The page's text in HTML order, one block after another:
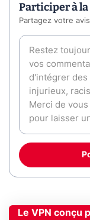
Participer à
Partagez votre
Le VPN conçu